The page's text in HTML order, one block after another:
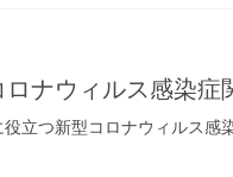
ナウィルス感染症
立つ新型コロナウィルス感